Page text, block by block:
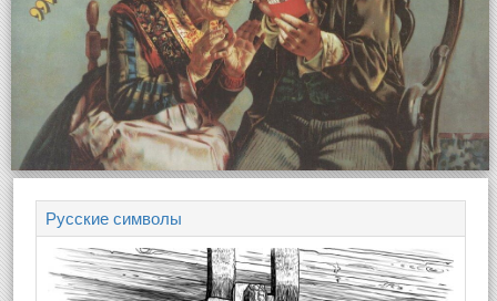
Русские символы